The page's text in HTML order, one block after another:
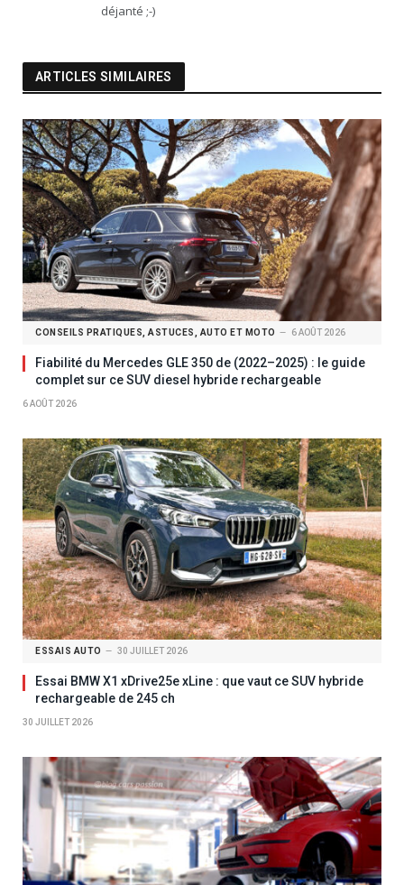
déjanté ;-)
ARTICLES SIMILAIRES
CONSEILS PRATIQUES, ASTUCES, AUTO ET MOTO 6 AOÛT 2026
Fiabilité du Mercedes GLE 350 de (2022–2025) : le guide
complet sur ce SUV diesel hybride rechargeable
6 AOÛT 2026
ESSAIS AUTO 30 JUILLET 2026
Essai BMW X1 xDrive25e xLine : que vaut ce SUV hybride
rechargeable de 245 ch
30 JUILLET 2026